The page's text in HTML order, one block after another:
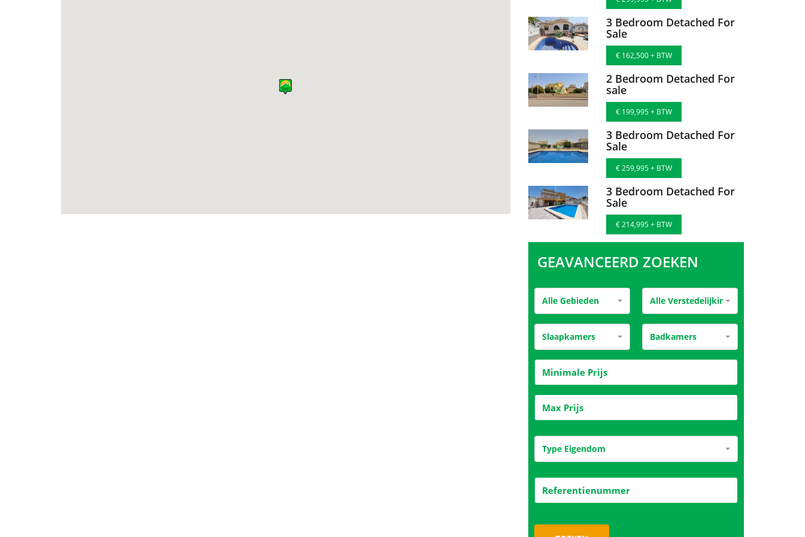
€ 299,995 + BTW
3 Bedroom Detached For
Sale
€ 162,500 + BTW
2 Bedroom Detached For
sale
€ 199,995 + BTW
3 Bedroom Detached For
Sale
€ 259,995 + BTW
3 Bedroom Detached For
Sale
€ 214,995 + BTW
GEAVANCEERD ZOEKEN
Alle Gebieden Alle Verstedelijking
Slaapkamers Badkamers
Type Eigendom